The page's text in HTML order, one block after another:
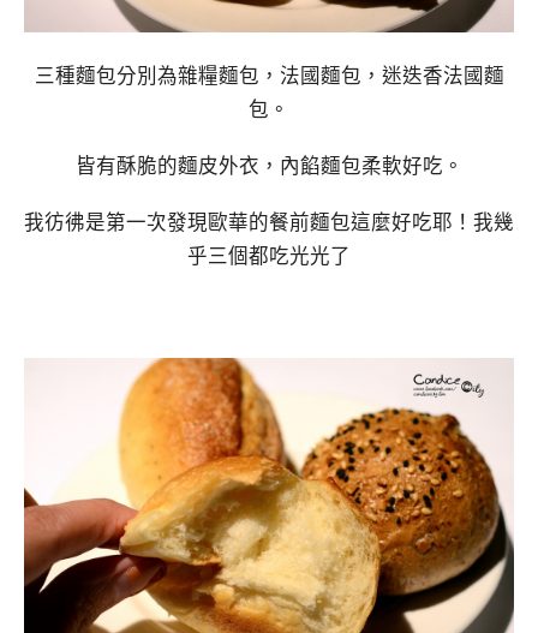
三種麵包分別為雜糧麵包，法國麵包，迷迭香法國麵
包。
皆有酥脆的麵皮外衣，內餡麵包柔軟好吃。
我彷彿是第一次發現歐華的餐前麵包這麼好吃耶！我幾
乎三個都吃光光了